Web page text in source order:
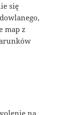
się
map z
na